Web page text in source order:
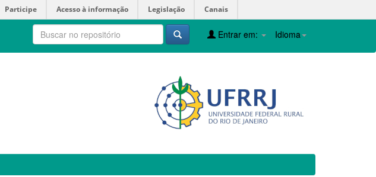
Participe Acesso à informação Legislação Canais
Idioma
Entrar em: